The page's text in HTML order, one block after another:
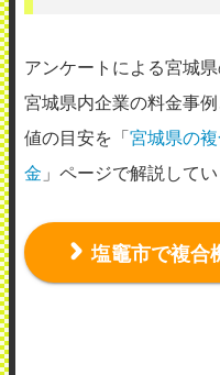
アンケートによる宮城
宮城県内企業の料金事
値の目安を「宮城県の
金 」ページで解説してい
塩竈市で複合